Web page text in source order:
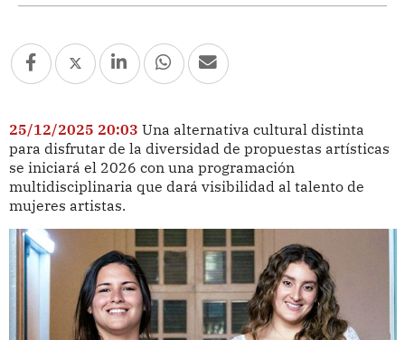
25/12/2025 20:03 Una alternativa cultural distinta
para disfrutar de la diversidad de propuestas artísticas
se iniciará el 2026 con una programación
multidisciplinaria que dará visibilidad al talento de
mujeres artistas.